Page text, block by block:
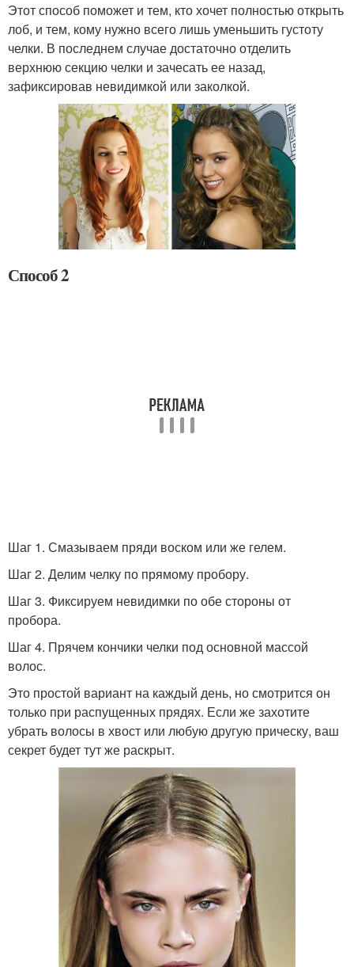
Этот способ поможет и тем, кто хочет полностью открыть
лоб, и тем, кому нужно всего лишь уменьшить густоту
челки. В последнем случае достаточно отделить
верхнюю секцию челки и зачесать ее назад,
зафиксировав невидимкой или заколкой.
Способ 2
Шаг 1. Смазываем пряди воском или же гелем.
Шаг 2. Делим челку по прямому пробору.
Шаг 3. Фиксируем невидимки по обе стороны от
пробора.
Шаг 4. Прячем кончики челки под основной массой
волос.
Это простой вариант на каждый день, но смотрится он
только при распущенных прядях. Если же захотите
убрать волосы в хвост или любую другую прическу, ваш
секрет будет тут же раскрыт.